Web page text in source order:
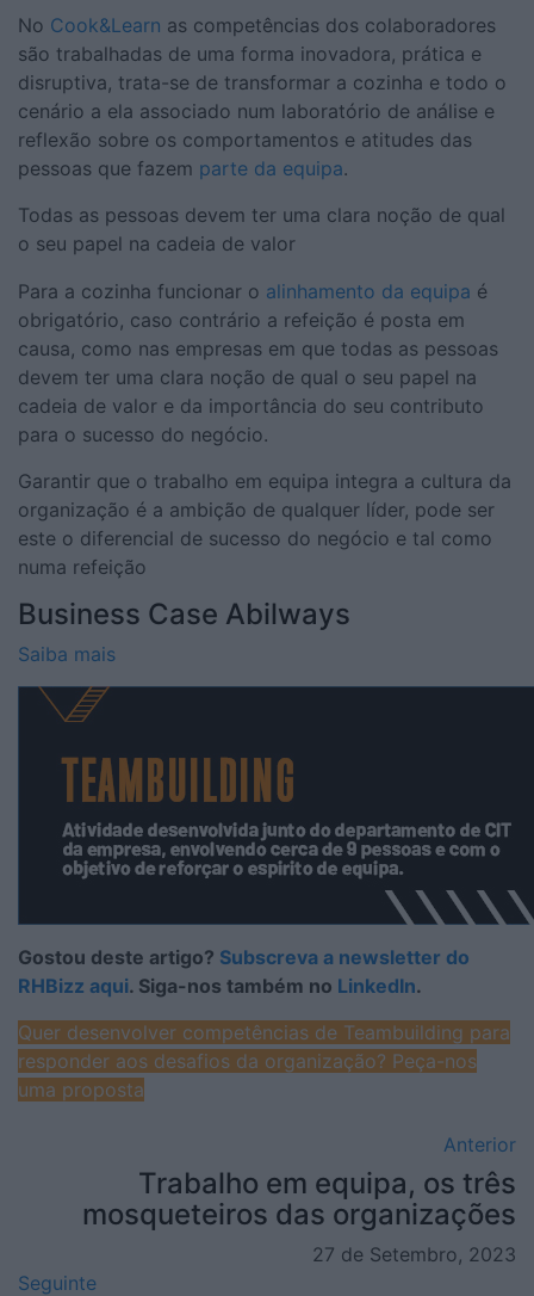
No Cook&Learn as competências dos colaboradores
são trabalhadas de uma forma inovadora, prática e
disruptiva, trata-se de transformar a cozinha e todo o
cenário a ela associado num laboratório de análise e
reflexão sobre os comportamentos e atitudes das
pessoas que fazem parte da equipa.
Todas as pessoas devem ter uma clara noção de qual
o seu papel na cadeia de valor
Para a cozinha funcionar o alinhamento da equipa é
obrigatório, caso contrário a refeição é posta em
causa, como nas empresas em que todas as pessoas
devem ter uma clara noção de qual o seu papel na
cadeia de valor e da importância do seu contributo
para o sucesso do negócio.
Garantir que o trabalho em equipa integra a cultura da
organização é a ambição de qualquer líder, pode ser
este o diferencial de sucesso do negócio e tal como
numa refeição
Business Case Abilways
Saiba mais
Gostou deste artigo? Subscreva a newsletter do
RHBizz aqui. Siga-nos também no LinkedIn.
Quer desenvolver competências de Teambuilding para
responder aos desafios da organização? Peça-nos
uma proposta
Anterior
Trabalho em equipa, os três
mosqueteiros das organizações
27 de Setembro, 2023
Seguinte